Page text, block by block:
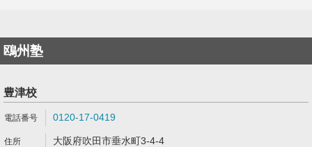
鴎州塾
豊津校
0120-17-0419
大阪府吹田市垂水町3-4-4